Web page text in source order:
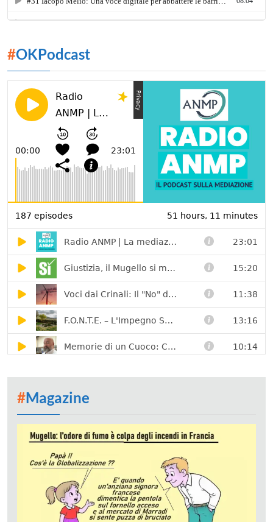
#OKPodcast
#Magazine